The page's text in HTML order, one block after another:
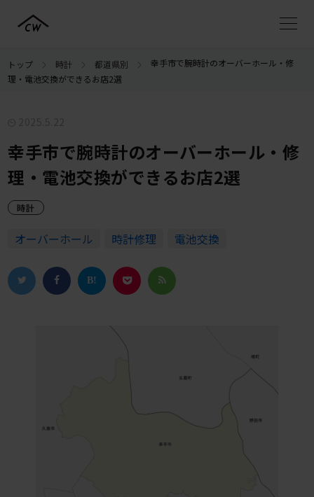
トップ 時計 都道県別
幸手市で腕時計のオーバーホール・修
理・電池交換ができるお店2選
幸手市で腕時計のオーバーホール・修
理・電池交換ができるお店2選
時計
オーバーホール 時計修理 電池交換